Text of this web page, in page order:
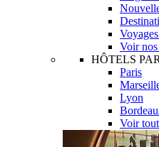
Voir
HÔTELS
Paris
Lyon
Voir